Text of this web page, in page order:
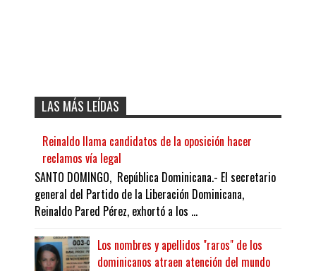
LAS MÁS LEÍDAS
Reinaldo llama candidatos de la oposición hacer
reclamos vía legal
SANTO DOMINGO, República Dominicana.- El secretario
general del Partido de la Liberación Dominicana,
Reinaldo Pared Pérez, exhortó a los ...
Los nombres y apellidos "raros" de los
dominicanos atraen atención del mundo